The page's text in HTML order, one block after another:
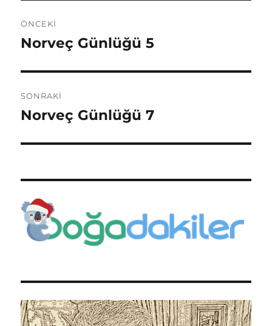
gezinmesi
ÖNCEKI
Önceki
Norveç Günlüğü 5
SONRAKI
Sonraki
Norveç Günlüğü 7